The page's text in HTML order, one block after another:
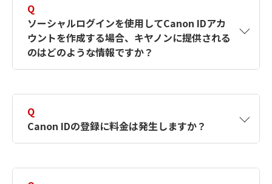
す。詳しい作成方法は【カメラ】Canon IDとは
何ですか？Canon IDの作成方法は？をご確認く
ださい。
Q
ソーシャルログインを使用してCanon IDアカ
ウントを作成する場合、キヤノンに提供される
のはどのような情報ですか？
択したサービスから取得します。アカウントを
簡単に作成できるように、この情報を使用して
Canon IDの登録フォームを入力します。
Q
Canon IDの登録に料金は発生しますか？